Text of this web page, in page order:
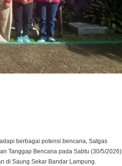
berbagai potensi bencana, Satgas
Tanggap Bencana pada Sabtu (30/5/2026)
di Saung Sekar Bandar Lampung.